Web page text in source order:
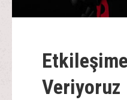
Veriyoruz